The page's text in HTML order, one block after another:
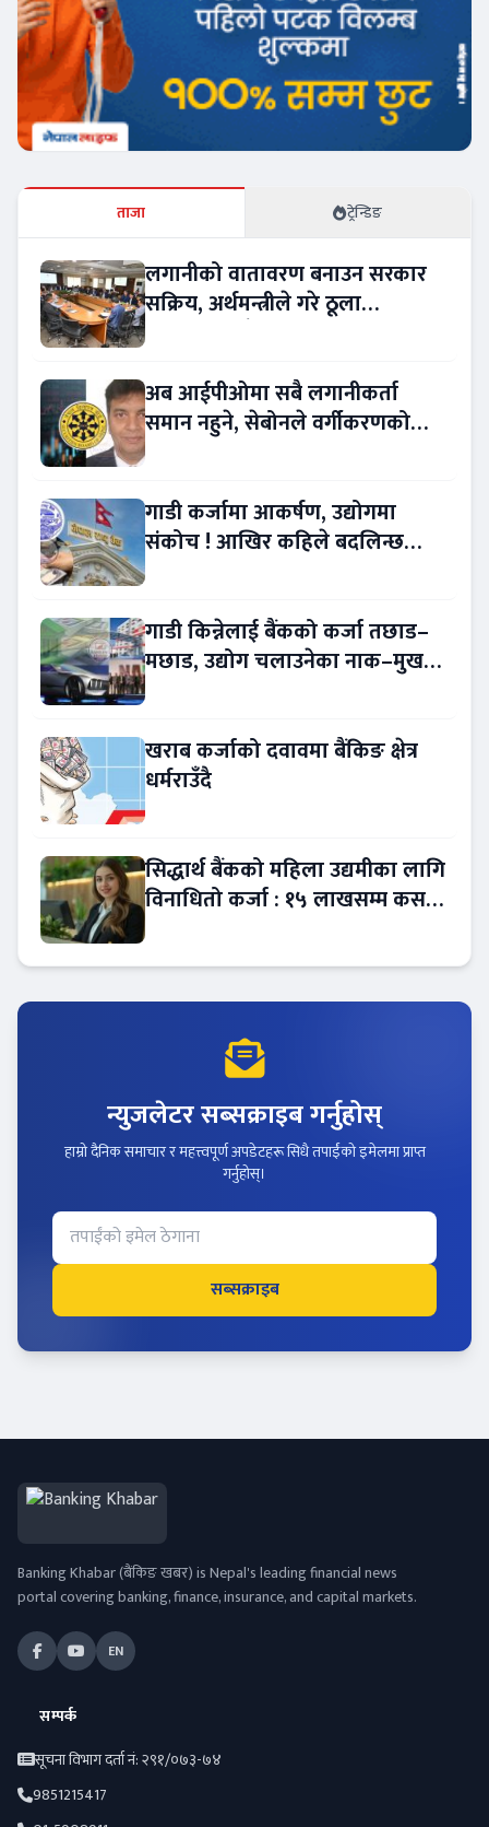
ताजा ट्रेन्डिङ
लगानीको वातावरण बनाउन सरकार
सक्रिय, अर्थमन्त्रीले गरे ठूला
अब आईपीओमा सबै लगानीकर्ता
समान नहुने, सेबोनले वर्गीकरणको
गाडी कर्जामा आकर्षण, उद्योगमा
संकोच ! आखिर कहिले बदलिन्छ
गाडी किन्नेलाई बैंकको कर्जा तछाड–
मछाड, उद्योग चलाउनेका नाक–मुख
खराब कर्जाको दवावमा बैंकिङ क्षेत्र
धर्मराउँदै
सिद्धार्थ बैंकको महिला उद्यमीका लागि
विनाधितो कर्जा : १५ लाखसम्म कसरी
न्युजलेटर सब्सक्राइब गर्नुहोस्
हाम्रो दैनिक समाचार र महत्त्वपूर्ण अपडेटहरू सिधै तपाईंको इमेलमा प्राप्त
गर्नुहोस्।
सब्सक्राइब
Banking Khabar (बैंकिङ खबर) is Nepal's leading financial news
portal covering banking, finance, insurance, and capital markets.
EN
सम्पर्क
सूचना विभाग दर्ता नं: २९१/०७३-७४
9851215417